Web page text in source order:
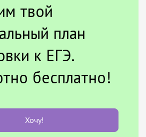
твой
план
к ЕГЭ.
бесплатно!
Хочу!